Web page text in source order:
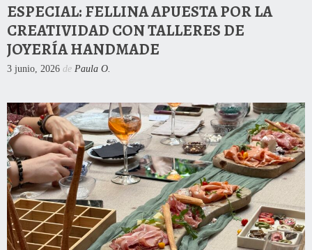
ESPECIAL: FELLINA APUESTA POR LA
CREATIVIDAD CON TALLERES DE
JOYERÍA HANDMADE
3 junio, 2026 de Paula O.